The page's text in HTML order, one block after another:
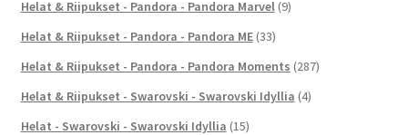
Helat & Riipukset - Pandora - Pandora Marvel (9)
Helat & Riipukset - Pandora - Pandora ME (33)
Helat & Riipukset - Pandora - Pandora Moments (287)
Helat & Riipukset - Swarovski - Swarovski Idyllia (4)
Helat - Swarovski - Swarovski Idyllia (15)